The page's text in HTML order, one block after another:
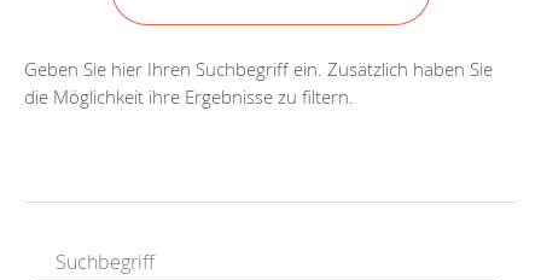
Geben Sie hier Ihren Suchbegriff ein. Zusätzlich haben Sie
die Möglichkeit ihre Ergebnisse zu filtern.